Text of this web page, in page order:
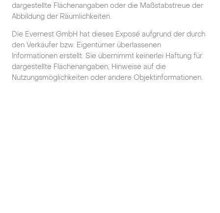
dargestellte Flächenangaben oder die Maßstabstreue der
Abbildung der Räumlichkeiten.
Die Evernest GmbH hat dieses Exposé aufgrund der durch
den Verkäufer bzw. Eigentümer überlassenen
Informationen erstellt. Sie übernimmt keinerlei Haftung für
dargestellte Flächenangaben, Hinweise auf die
Nutzungsmöglichkeiten oder andere Objektinformationen.